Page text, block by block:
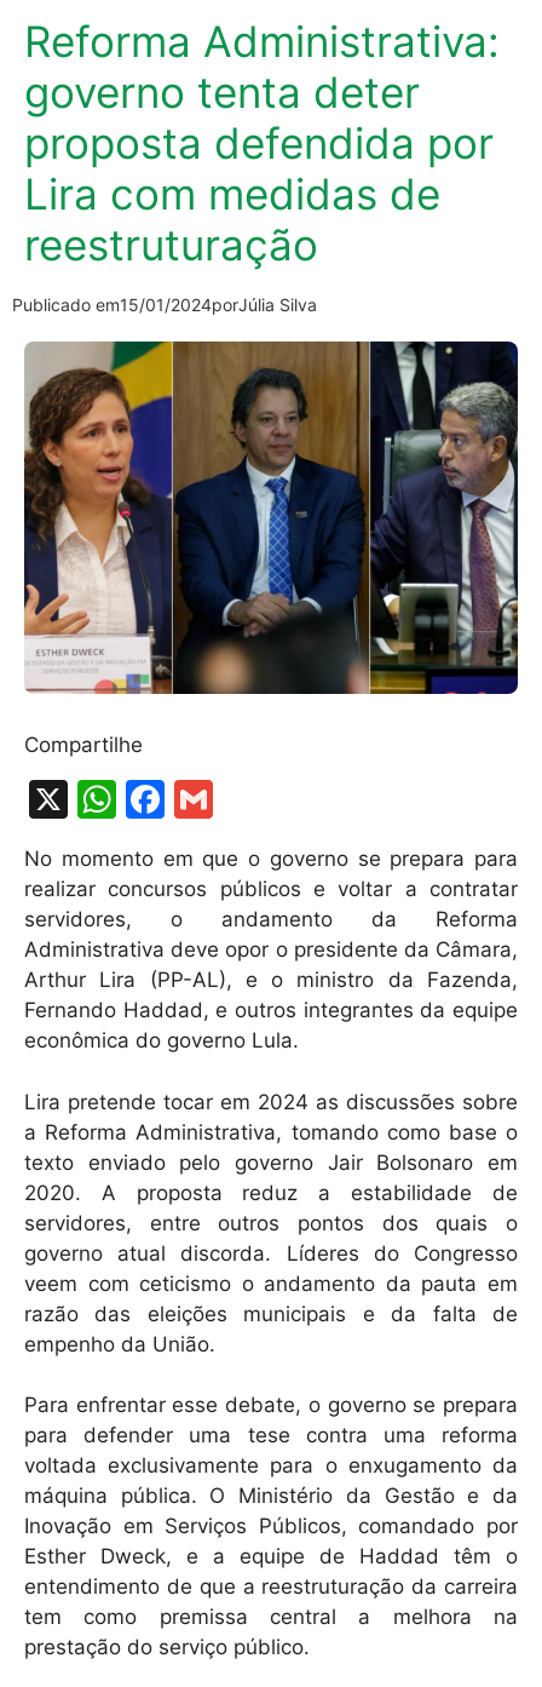
Reforma Administrativa:
governo tenta deter
proposta defendida por
Lira com medidas de
reestruturação
Publicado em15/01/2024porJúlia Silva
Compartilhe
X
W
at
s
A
p
p
F
c
e
b
o
o
ai
l
No momento em que o governo se prepara para
realizar concursos públicos e voltar a contratar
servidores, o andamento da Reforma
Administrativa deve opor o presidente da Câmara,
Arthur Lira (PP-AL), e o ministro da Fazenda,
Fernando Haddad, e outros integrantes da equipe
econômica do governo Lula.
Lira pretende tocar em 2024 as discussões sobre
a Reforma Administrativa, tomando como base o
texto enviado pelo governo Jair Bolsonaro em
2020. A proposta reduz a estabilidade de
servidores, entre outros pontos dos quais o
governo atual discorda. Líderes do Congresso
veem com ceticismo o andamento da pauta em
razão das eleições municipais e da falta de
empenho da União.
Para enfrentar esse debate, o governo se prepara
para defender uma tese contra uma reforma
voltada exclusivamente para o enxugamento da
máquina pública. O Ministério da Gestão e da
Inovação em Serviços Públicos, comandado por
Esther Dweck, e a equipe de Haddad têm o
entendimento de que a reestruturação da carreira
tem como premissa central a melhora na
prestação do serviço público.